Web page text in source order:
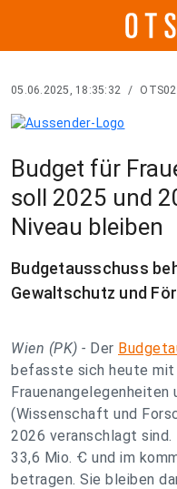
05.06.2025, 18:35:32 /
Budget für
soll 2025 und
Niveau bleiben
Budgetausschuss
Gewaltschutz und
Wien (PK) - Der
befasste sich heute
Frauenangelegenheiten
(Wissenschaft und
2026 veranschlagt sind.
33,6 Mio. Ꞓ und im
betragen. Sie bleiben